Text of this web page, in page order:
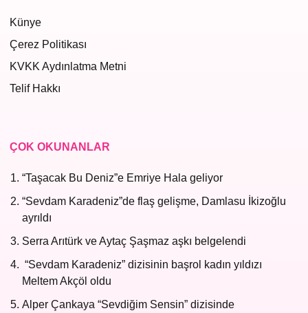
Künye
Çerez Politikası
KVKK Aydınlatma Metni
Telif Hakkı
ÇOK OKUNANLAR
“Taşacak Bu Deniz”e Emriye Hala geliyor
“Sevdam Karadeniz”de flaş gelişme, Damlasu İkizoğlu
ayrıldı
Serra Arıtürk ve Aytaç Şaşmaz aşkı belgelendi
“Sevdam Karadeniz” dizisinin başrol kadın yıldızı
Meltem Akçöl oldu
Alper Çankaya “Sevdiğim Sensin” dizisinde